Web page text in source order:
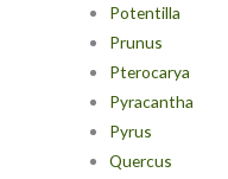
Potentilla
Prunus
Pterocarya
Pyracantha
Pyrus
Quercus